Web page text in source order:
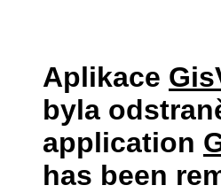
Aplikace
byla
application
has been